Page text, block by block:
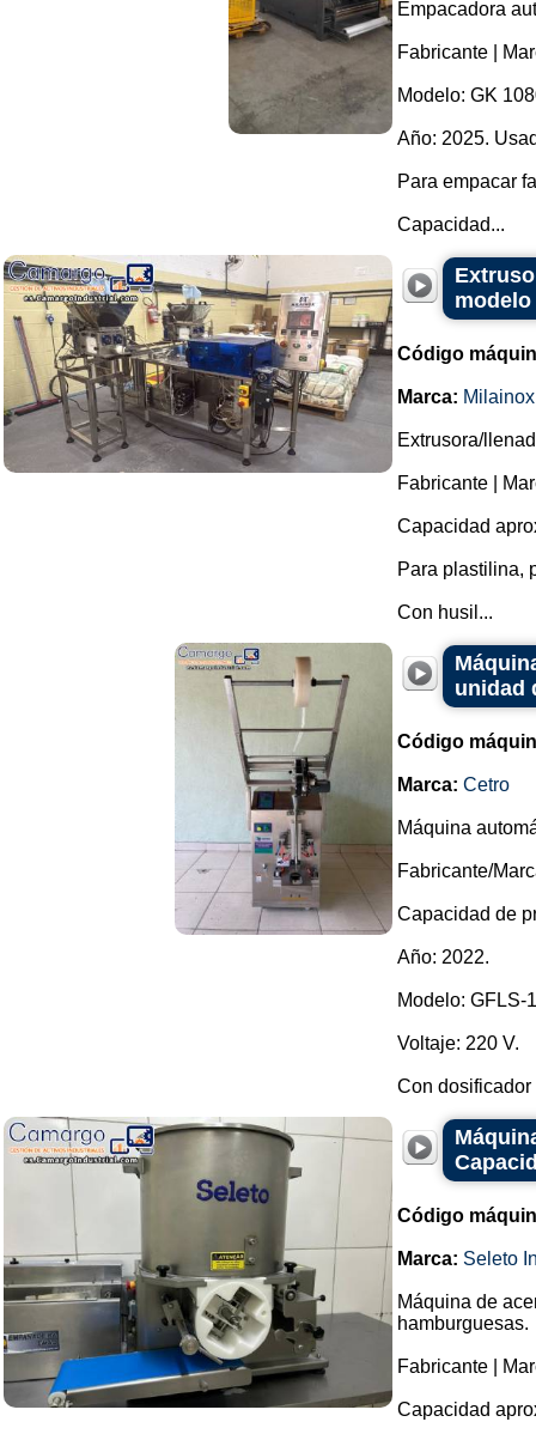
Empacadora
Fabricante |
Modelo: GK
Año: 2025.
Para empacar
Capacidad...
modelo
Código
Marca: Milainox
Extrusora/
Fabricante |
Capacidad
Para plastilina,
Con husil...
unidad
Código
Marca: Cetro
Máquina
Fabricante/
Capacidad de
Año: 2022.
Modelo: GFLS-
Voltaje: 220 V.
Con dosificador
Código
Marca: Seleto
Máquina de
hamburguesas.
Fabricante |
Capacidad